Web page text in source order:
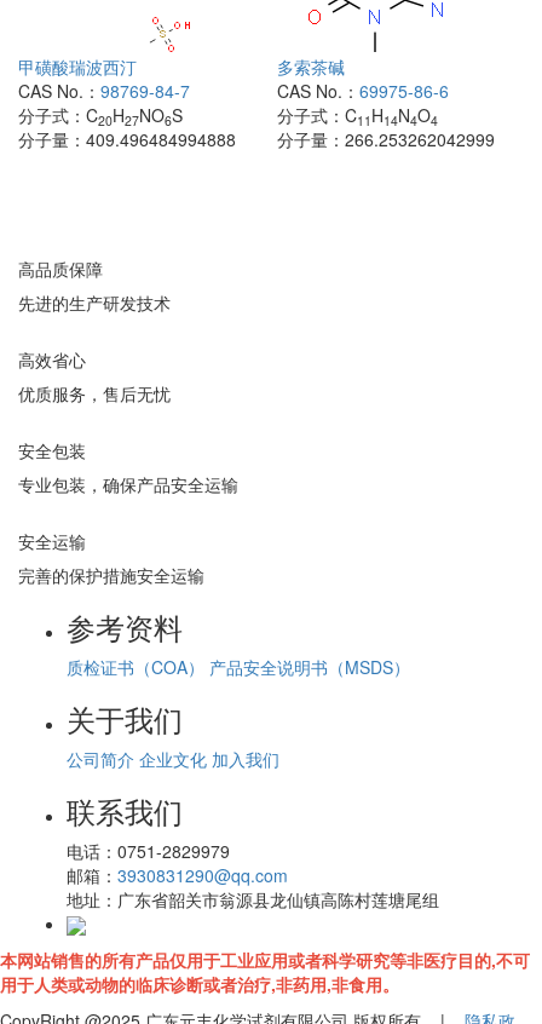
甲磺酸瑞波西汀
CAS No.： 98769-84-7
分子式： C20H27NO6S
分子量： 409.496484994888
多索茶碱
CAS No.： 69975-86-6
分子式： C11 H14N4O4
分子量： 266.253262042999
高品质保障
先进的生产研发技术
高效省心
优质服务，售后无忧
安全包装
专业包装，确保产品安全运输
安全运输
完善的保护措施安全运输
参考资料
质检证书（COA） 产品安全说明书（MSDS）
关于我们
公司简介 企业文化 加入我们
联系我们
电话： 0751-2829979
邮箱： 3930831290@qq.com
地址： 广东省韶关市翁源县龙仙镇高陈村莲塘尾组
本网站销售的所有产品仅用于工业应用或者科学研究等非医疗目的,不可
用于人类或动物的临床诊断或者治疗,非药用,非食用。